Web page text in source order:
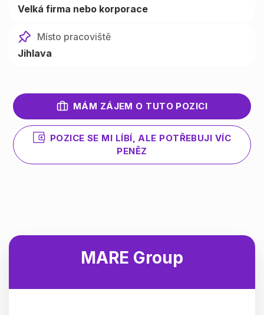
Velká firma nebo korporace
Místo pracoviště
Jihlava
MÁM ZÁJEM O TUTO POZICI
POZICE SE MI LÍBÍ, ALE POTŘEBUJI VÍC
PENĚZ
MARE Group